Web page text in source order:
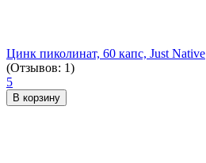
Цинк пиколинат, 60 капс, Just Native
(Отзывов: 1)
5
В корзину